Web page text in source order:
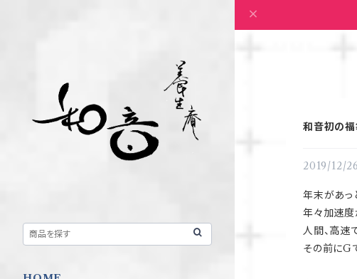
和音初の
2019/12/
年末があっ
年々加速度
人間、高速
その前にG